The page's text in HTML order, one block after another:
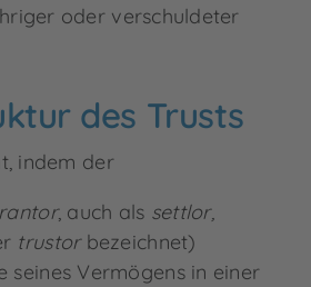
oder verschuldeter
des Trusts
indem der
, auch als settlor,
trustorbezeichnet)
seines Vermögens in einer